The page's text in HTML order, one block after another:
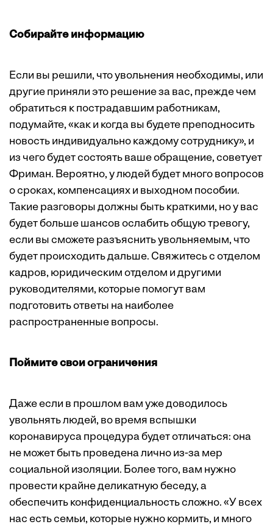
Собирайте информацию
Если вы решили, что увольнения необходимы, или
другие приняли это решение за вас, прежде чем
обратиться к пострадавшим работникам,
подумайте, «как и когда вы будете преподносить
новость индивидуально каждому сотруднику», и
из чего будет состоять ваше обращение, советует
Фриман. Вероятно, у людей будет много вопросов
о сроках, компенсациях и выходном пособии.
Такие разговоры должны быть краткими, но у вас
будет больше шансов ослабить общую тревогу,
если вы сможете разъяснить увольняемым, что
будет происходить дальше. Свяжитесь с отделом
кадров, юридическим отделом и другими
руководителями, которые помогут вам
подготовить ответы на наиболее
распространенные вопросы.
Поймите свои ограничения
Даже если в прошлом вам уже доводилось
увольнять людей, во время вспышки
коронавируса процедура будет отличаться: она
не может быть проведена лично из-за мер
социальной изоляции. Более того, вам нужно
провести крайне деликатную беседу, а
обеспечить конфиденциальность сложно. «У всех
нас есть семьи, которые нужно кормить, и много